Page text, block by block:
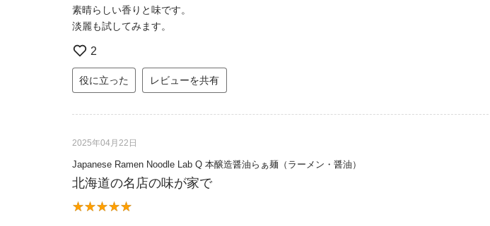
素晴らしい香りと味です。
淡麗も試してみます。
2
役に立った レビューを共有
2025年04月22日
Japanese Ramen Noodle Lab Q 本醸造醤油らぁ麺（ラーメン・醤油）
北海道の名店の味が家で